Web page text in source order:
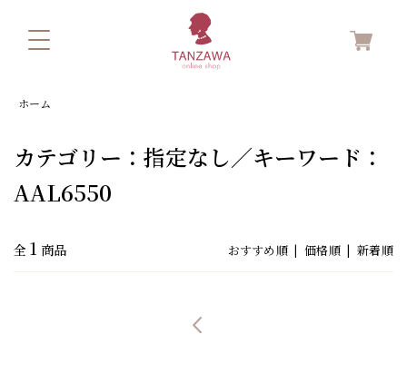
ホーム
カテゴリー：指定なし／キーワード：
AAL6550
全 1 商品 おすすめ順 |価格順|新着順